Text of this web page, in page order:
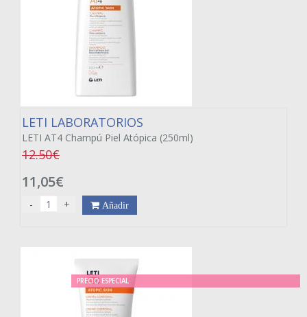
LETI LABORATORIOS
LETI AT4 Champú Piel Atópica (250ml)
12.50€
11,05€
- + Añadir
PRECIO ESPECIAL